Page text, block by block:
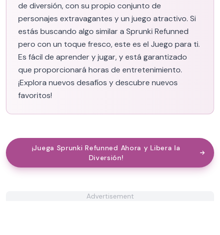
de diversión, con su propio conjunto de
personajes extravagantes y un juego atractivo. Si
estás buscando algo similar a Sprunki Refunned
pero con un toque fresco, este es el Juego para ti.
Es fácil de aprender y jugar, y está garantizado
que proporcionará horas de entretenimiento.
¡Explora nuevos desafíos y descubre nuevos
favoritos!
¡Juega Sprunki Refunned Ahora y Libera la
Diversión!
Advertisement